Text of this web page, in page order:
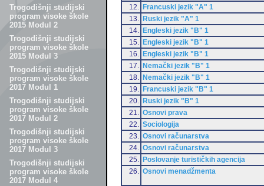
Trogodišnji studijski
program visoke škole
2015 Modul 2
Trogodišnji studijski
program visoke škole
2015 Modul 3
Trogodišnji studijski
program visoke škole
2017 Modul 1
Trogodišnji studijski
program visoke škole
2017 Modul 2
Trogodišnji studijski
program visoke škole
2017 Modul 3
Trogodišnji studijski
program visoke škole
2017 Modul 4
12.
Francuski jezik "A" 1
13.
Ruski jezik "A" 1
14.
Engleski jezik "B" 1
15.
Engleski jezik "B" 1
16.
Engleski jezik "B" 1
17.
Nemački jezik "B" 1
18.
Nemački jezik "B" 1
19.
Francuski jezik "B" 1
20.
Ruski jezik "B" 1
21.
Osnovi prava
22.
Sociologija
23.
Osnovi računarstva
24.
Osnovi računarstva
25.
Poslovanje turističkih agencija
26.
Osnovi menadžmenta